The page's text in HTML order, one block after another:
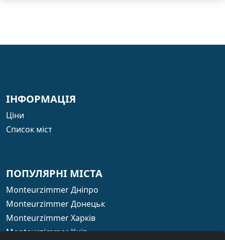
ІНФОРМАЦІЯ
Ціни
Список міст
ПОПУЛЯРНІ МІСТА
Monteurzimmer Дніпро
Monteurzimmer Донецьк
Monteurzimmer Харків
Monteurzimmer Київ